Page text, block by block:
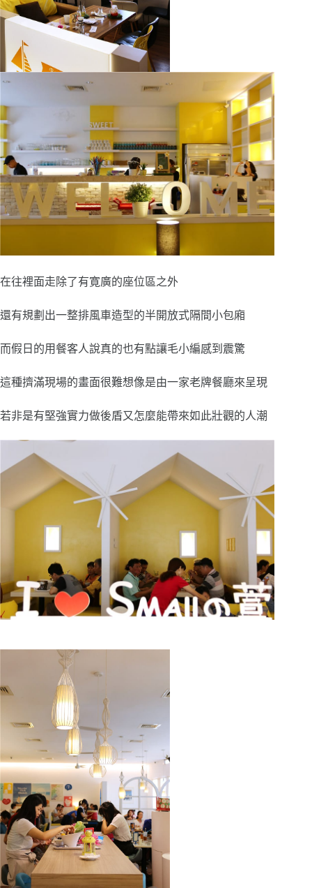
在往裡面走除了有寛廣的座位區之外
還有規劃出一整排風車造型的半開放式隔間小包廂
而假日的用餐客人說真的也有點讓毛小編感到震驚
這種擠滿現場的畫面很難想像是由一家老牌餐廳來呈現
若非是有堅強實力做後盾又怎麼能帶來如此壯觀的人潮